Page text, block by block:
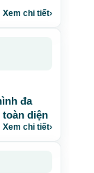
Xem chi tiết›
đa
toàn diện
Xem chi tiết›